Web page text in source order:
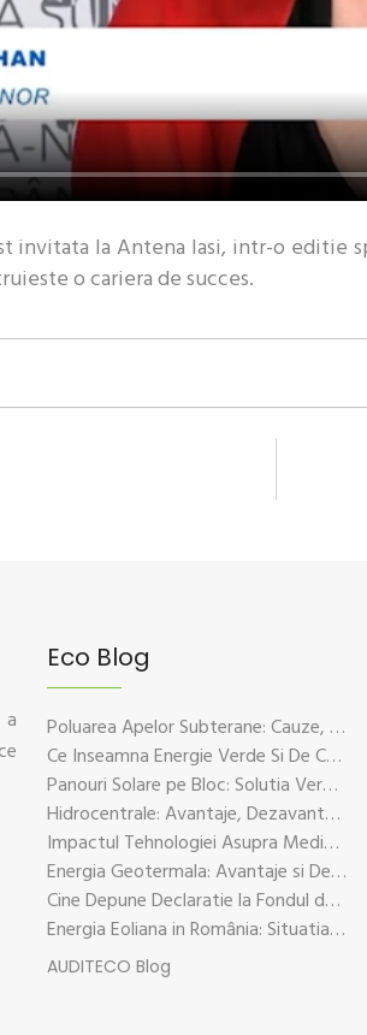
invitata la Antena Iasi, intr-o editie
o cariera de succes.
Eco Blog
Poluarea Apelor Subterane: Cauze, Efecte Si Solutii De Prevenire
Ce Inseamna Energie Verde Si De Ce Este Esentiala Pentru Viitorul Planetei
Panouri Solare pe Bloc: Solutia Verde Pentru Energie Durabila
Hidrocentrale: Avantaje, Dezavantaje si Impactul Asupra Mediului
Impactul Tehnologiei Asupra Mediului – Provocari si Solutii Sustenabile
Energia Geotermala: Avantaje si Dezavantaje Explicate pe Intelesul Tuturor
Cine Depune Declaratie la Fondul de Mediu?
Energia Eoliana in România: Situatia Actuala, Provocari si Oportunitati
AUDITECO Blog